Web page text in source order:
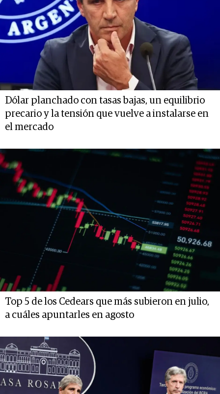
Dólar planchado con tasas bajas, un equilibrio
precario y la tensión que vuelve a instalarse en
el mercado
Top 5 de los Cedears que más subieron en julio,
a cuáles apuntarles en agosto